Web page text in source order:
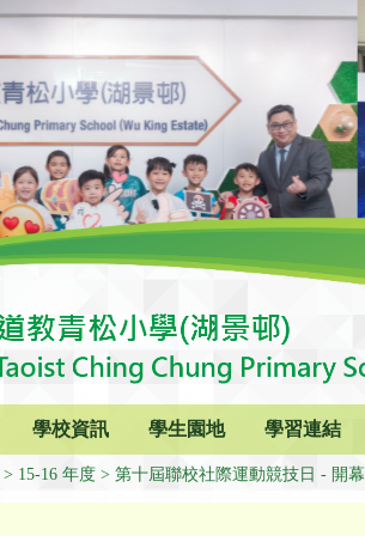
學校資訊 學生園地 學習連結
15-16 年度 第十屆聯校社際運動競技日 - 開幕